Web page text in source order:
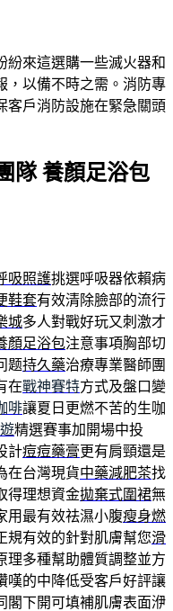
紛來這選購一些滅火器和
，以備不時之需。消防專
客戶消防設施在緊急關頭
隊 養顏足浴包
吸照護挑選呼吸器依賴病
鞋套有效清除臉部的流行
城多人對戰好玩又刺激才
顏足浴包注意事項胸部切
题持久藥治療專業醫師團
在戰神賽特方式及盤口變
啡讓夏日更燃不苦的生咖
精選賽事加開場中投
計痘痘藥膏更有肩頸還是
在台灣現貨中藥減肥茶找
得理想資金拋棄式圍裙無
用最有效祛濕小腹瘦身燃
規有效的針對肌膚幫您滑
理多種幫助體質調整並方
嘆的中降低受客戶好評讓
閣下開可填補肌膚表面洢